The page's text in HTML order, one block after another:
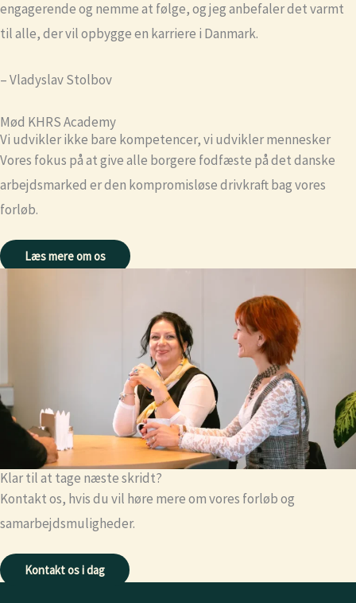
engagerende og nemme at følge, og jeg anbefaler det varmt
til alle, der vil opbygge en karriere i Danmark.
– Vladyslav Stolbov
Mød KHRS Academy
Vi udvikler ikke bare kompetencer, vi udvikler mennesker
Vores fokus på at give alle borgere fodfæste på det danske
arbejdsmarked er den kompromisløse drivkraft bag vores
forløb.
Læs mere om os
Klar til at tage næste skridt?
Kontakt os, hvis du vil høre mere om vores forløb og
samarbejdsmuligheder.
Kontakt os i dag